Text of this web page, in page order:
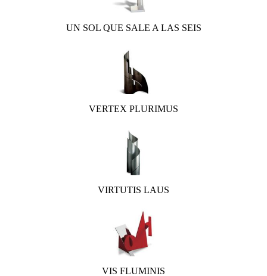
UN SOL QUE SALE A LAS SEIS
VERTEX PLURIMUS
VIRTUTIS LAUS
VIS FLUMINIS